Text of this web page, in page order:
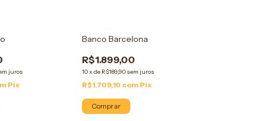
juros
Pix
Banco Barcelona
R$1.899,00
10x de R$189,90 sem juros
R$1.709,10 com Pix
Comprar